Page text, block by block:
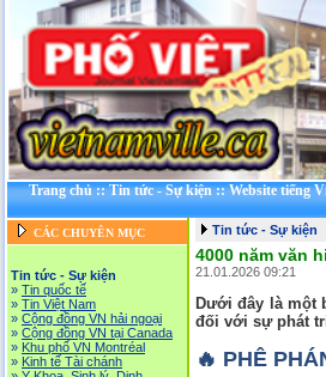
Trang chủ::Tin tức - Sự kiện::Website tiếng
CÁC CHUYÊN MỤC
Tin tức - Sự kiện
» Tin quốc tế
» Tin Việt Nam
» Cộng đồng VN hải ngoại
» Cộng đồng VN tại Canada
» Khu phố VN Montréal
» Kinh tế Tài chánh
Tin tức - Sự kiện
4000 năm văn
21.01.2026 09:21
Dưới đây là một
đối với sự phát
🔥 PHÊ